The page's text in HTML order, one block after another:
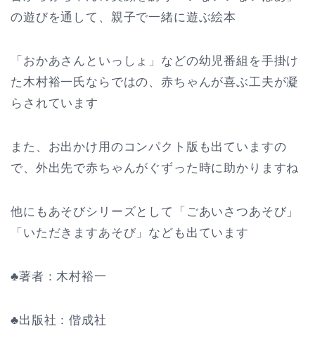
の遊びを通して、親子で一緒に遊ぶ絵本
「おかあさんといっしょ」などの幼児番組を手掛け
た木村裕一氏ならではの、赤ちゃんが喜ぶ工夫が凝
らされています
また、お出かけ用のコンパクト版も出ていますの
で、外出先で赤ちゃんがぐずった時に助かりますね
他にもあそびシリーズとして「ごあいさつあそび」
「いただきますあそび」なども出ています
♣著者：木村裕一
♣出版社：偕成社